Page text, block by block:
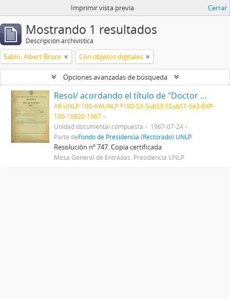
Imprimir vista previa Cerrar
Mostrando 1 resultados
Descripción archivística
Sabin, Albert Bruce Con objetos digitales
Opciones avanzadas de búsqueda
Resol/ acordando el título de "Doctor Honoris Causa" al Dr. Albert Sabin, y disponiendo que el acto de entrega del mismo se efectúe el día 28 del actual, en esta Presidencia 1967
AR UNLP-100-AHUNLP F100-S3-SubS3-SSubS1-Se3-EXP-
100-10820-1967
Unidad documental compuesta
1967-07-24
Parte deFondo de Presidencia (Rectorado) UNLP
Resolución nº 747. Copia certificada
Mesa General de Entradas. Presidencia UNLP